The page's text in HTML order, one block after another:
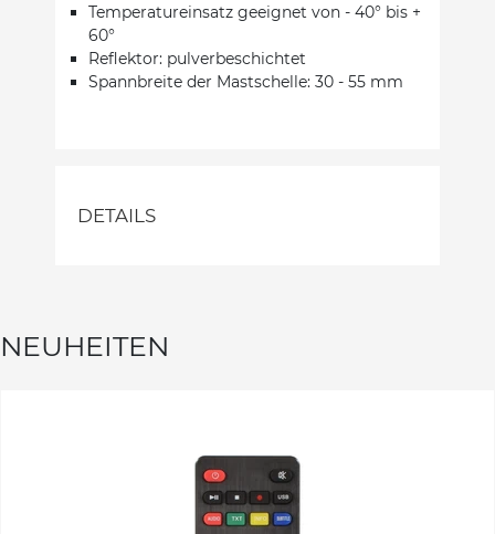
Temperatureinsatz geeignet von - 40° bis +
60°
Reflektor: pulverbeschichtet
Spannbreite der Mastschelle: 30 - 55 mm
DETAILS
NEUHEITEN